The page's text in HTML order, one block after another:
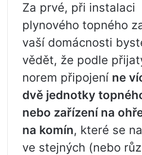
Za prvé, při instalaci
plynového topného
vaší domácnosti
vědět, že podle
norem připojení ne
dvě jednotky
nebo zařízení na
na komín, které se
ve stejných (nebo